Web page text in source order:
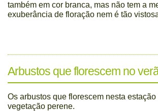
também em cor branca, mas não tem a
exuberância de floração nem é tão
Arbustos que florescem no
Os arbustos que florescem nesta estação
vegetação perene.